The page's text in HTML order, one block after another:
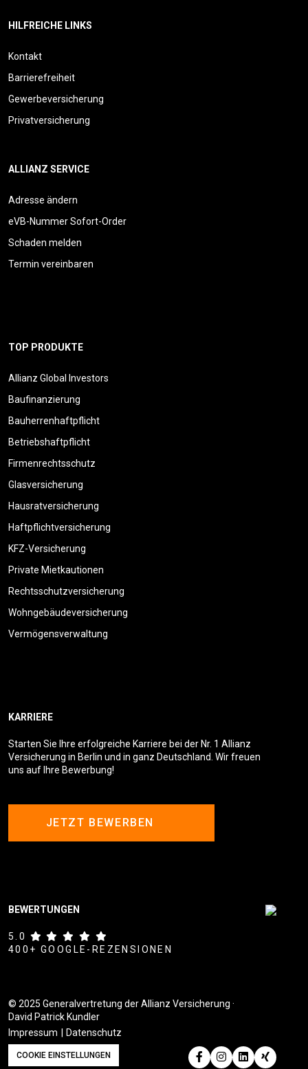
HILFREICHE LINKS
Kontakt
Barrierefreiheit
Gewerbeversicherung
Privatversicherung
ALLIANZ SERVICE
Adresse ändern
eVB-Nummer Sofort-Order
Schaden melden
Termin vereinbaren
TOP PRODUKTE
Allianz Global Investors
Baufinanzierung
Bauherrenhaftpflicht
Betriebshaftpflicht
Firmenrechtsschutz
Glasversicherung
Hausratversicherung
Haftpflichtversicherung
KFZ-Versicherung
Private Mietkautionen
Rechtsschutzversicherung
Wohngebäudeversicherung
Vermögensverwaltung
KARRIERE
Starten Sie Ihre erfolgreiche Karriere bei der Nr. 1 Allianz
Versicherung in Berlin und in ganz Deutschland. Wir freuen
uns auf Ihre Bewerbung!
JETZT BEWERBEN
BEWERTUNGEN
5.0
400+ GOOGLE-REZENSIONEN
© 2025 Generalvertretung der Allianz Versicherung ·
David Patrick Kundler
Impressum
Datenschutz
COOKIE EINSTELLUNGEN